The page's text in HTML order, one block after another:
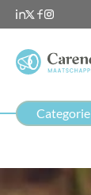
Categorie